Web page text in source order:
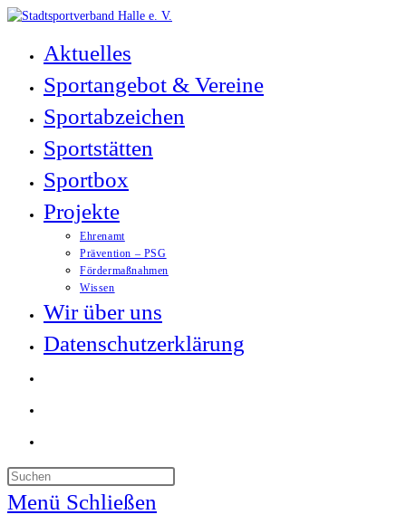
Zum
springenAktuelles
Sportangebot & Vereine
Sportabzeichen
Sportstätten
Sportbox
Projekte
Ehrenamt
Prävention – PSG
Fördermaßnahmen
Wissen
Wir über uns
Datenschutzerklärung
Suche
umschalten
Menü Schließen